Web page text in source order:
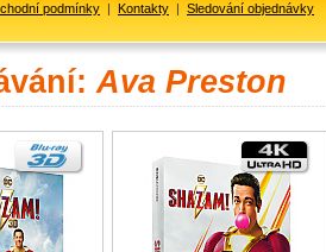
podmínky | Kontakty | Sledování objednávky
Ava Preston